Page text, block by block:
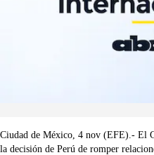
Ciudad de México, 4 nov (EFE).- El
la decisión de Perú de romper